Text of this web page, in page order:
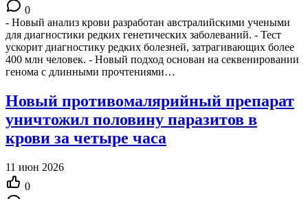
0
- Новый анализ крови разработан австралийскими учеными
для диагностики редких генетических заболеваний. - Тест
ускорит диагностику редких болезней, затрагивающих более
400 млн человек. - Новый подход основан на секвенировании
генома с длинными прочтениями…
Новый противомалярийный препарат
уничтожил половину паразитов в
крови за четыре часа
11 июн 2026
0